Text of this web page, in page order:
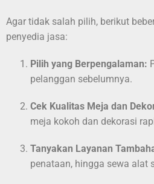
Agar tidak salah pilih, berikut
penyedia jasa:
Pilih yang Berpengalaman:
pelanggan sebelumnya.
Cek Kualitas Meja dan
meja kokoh dan dekorasi
Tanyakan Layanan
penataan, hingga sewa alat